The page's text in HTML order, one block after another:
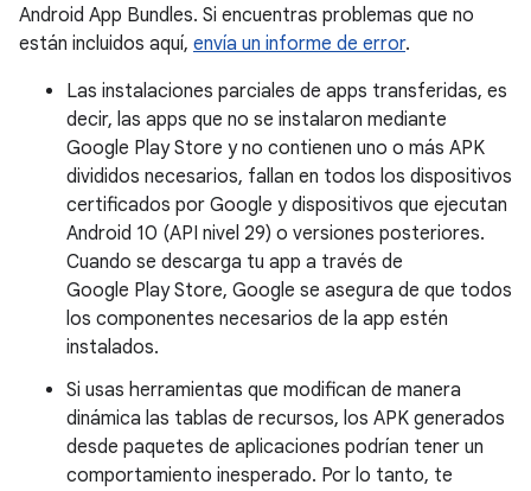
Android App Bundles. Si encuentras problemas que no
están incluidos aquí, envía un informe de error.
Las instalaciones parciales de apps transferidas, es
decir, las apps que no se instalaron mediante
Google Play Store y no contienen uno o más APK
divididos necesarios, fallan en todos los dispositivos
certificados por Google y dispositivos que ejecutan
Android 10 (API nivel 29) o versiones posteriores.
Cuando se descarga tu app a través de
Google Play Store, Google se asegura de que todos
los componentes necesarios de la app estén
instalados.
Si usas herramientas que modifican de manera
dinámica las tablas de recursos, los APK generados
desde paquetes de aplicaciones podrían tener un
comportamiento inesperado. Por lo tanto, te